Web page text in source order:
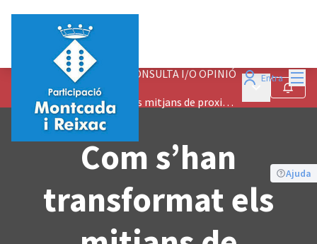
Entra
ALTRES PROCESSOS DE CONSULTA I/O OPINIÓ
Com s’han transformat els mitjans de proximitat? Experiències, reptes i amenaces
Menú Seguir
Ajuda
Com s’han
transformat els